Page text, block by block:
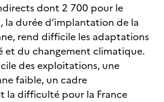
dont 2 700 pour le
la durée d’implantation de la
rend difficile les adaptations
et du changement climatique.
des exploitations, une
faible, un cadre
la difficulté pour la France